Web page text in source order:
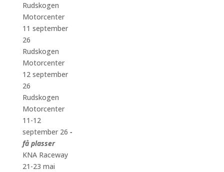
Rudskogen
Motorcenter
11 september
26
Rudskogen
Motorcenter
12 september
26
Rudskogen
Motorcenter
11-12
september 26 -
få plasser
KNA Raceway
21-23 mai